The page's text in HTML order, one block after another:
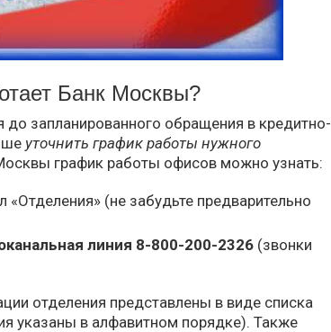
Банк Москвы?
до запланированного обращения в кредитно-
уточнить график работы нужного
график работы офисов можно узнать:
«Отделения» (не забудьте предварительно
линия 8-800-200-2326(звонки
отделения представлены в виде списка
указаны в алфавитном порядке). Также